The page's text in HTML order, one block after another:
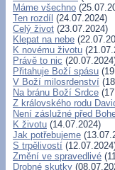
Máme všechno
Ten rozdíl (24.07.2024)
Celý život (23.07.2024)
Klepat na nebe
K novému životu
Právě to nic
Přitahuje Boží spásu
V Boží milosrdenství
Na bránu Boží Srdce
Z královského rodu
Není záslužné před
K životu (14.07.2024)
Jak potřebujeme
S trpělivostí
Změní ve spravedlivé
Drobné skutky